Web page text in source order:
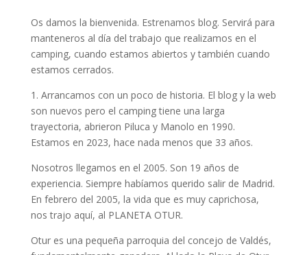
Os damos la bienvenida. Estrenamos blog. Servirá para
manteneros al día del trabajo que realizamos en el
camping, cuando estamos abiertos y también cuando
estamos cerrados.
1. Arrancamos con un poco de historia. El blog y la web
son nuevos pero el camping tiene una larga
trayectoria, abrieron Piluca y Manolo en 1990.
Estamos en 2023, hace nada menos que 33 años.
Nosotros llegamos en el 2005. Son 19 años de
experiencia. Siempre habíamos querido salir de Madrid.
En febrero del 2005, la vida que es muy caprichosa,
nos trajo aquí, al PLANETA OTUR.
Otur es una pequeña parroquia del concejo de Valdés,